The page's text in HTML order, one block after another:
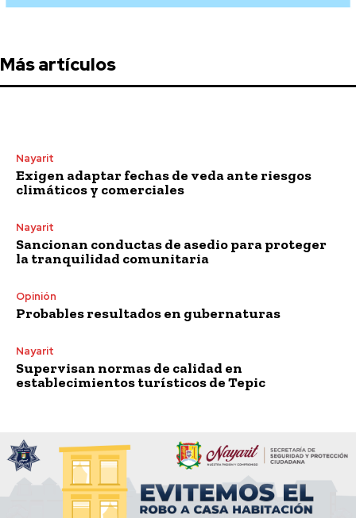
Más artículos
Nayarit
Exigen adaptar fechas de veda ante riesgos
climáticos y comerciales
Nayarit
Sancionan conductas de asedio para proteger
la tranquilidad comunitaria
Opinión
Probables resultados en gubernaturas
Nayarit
Supervisan normas de calidad en
establecimientos turísticos de Tepic